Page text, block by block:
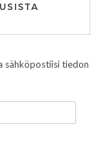
sähköpostiisi tiedon